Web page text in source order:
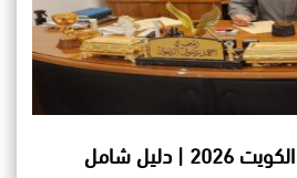
افضل محامي في الكويت 2026 | دليل شامل